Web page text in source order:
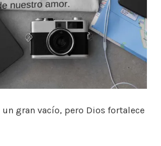
gran vacío, pero Dios fortalece